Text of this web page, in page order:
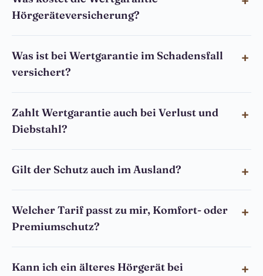
Hörgeräteversicherung?
Was ist bei Wertgarantie im Schadensfall
versichert?
Zahlt Wertgarantie auch bei Verlust und
Diebstahl?
Gilt der Schutz auch im Ausland?
Welcher Tarif passt zu mir, Komfort- oder
Premiumschutz?
Kann ich ein älteres Hörgerät bei